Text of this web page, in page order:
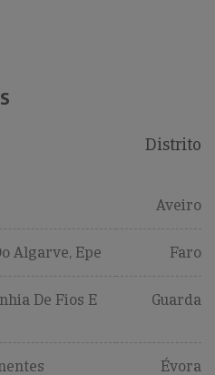
Distrito
Aveiro
Algarve, Epe Faro
De Fios E
Guarda
Évora